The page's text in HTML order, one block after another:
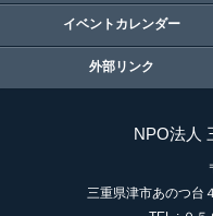
イベントカレンダー
外部リンク
NPO法人
三重県津市あのつ台